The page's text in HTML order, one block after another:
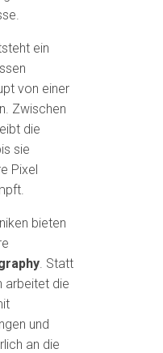
ein
von einer
Zwischen
die
sie
Pixel
bieten
. Statt
arbeitet die
und
an die